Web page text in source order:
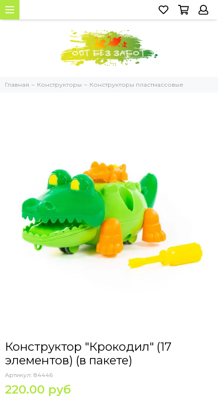
Главная Конструкторы Конструкторы пластмассовые
Конструктор "Крокодил" (17
элементов) (в пакете)
Артикул: 84446
220.00 руб